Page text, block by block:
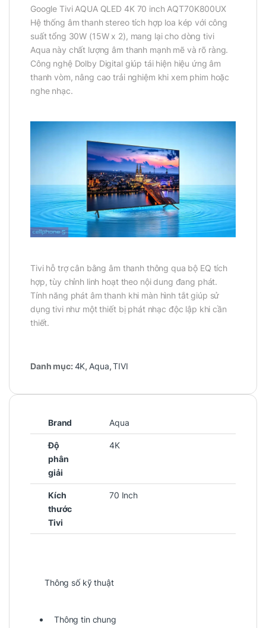
Google Tivi AQUA QLED 4K 70 inch AQT70K800UX
Hệ thống âm thanh stereo tích hợp loa kép với công
suất tổng 30W (15W x 2), mang lại cho dòng tivi
Aqua này chất lượng âm thanh mạnh mẽ và rõ ràng.
Công nghệ Dolby Digital giúp tái hiện hiệu ứng âm
thanh vòm, nâng cao trải nghiệm khi xem phim hoặc
nghe nhạc.
Tivi hỗ trợ cân bằng âm thanh thông qua bộ EQ tích
hợp, tùy chỉnh linh hoạt theo nội dung đang phát.
Tính năng phát âm thanh khi màn hình tắt giúp sử
dụng tivi như một thiết bị phát nhạc độc lập khi cần
thiết.
Danh mục:4K, Aqua,TIVI
Brand Aqua
Độ
phân
giải
4K
Kích
thước
Tivi
70 Inch
Thông số kỹ thuật
Thông tin chung